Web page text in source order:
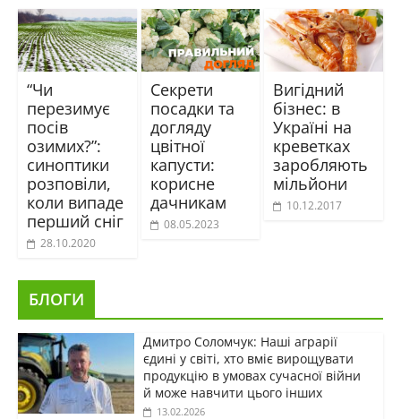
“Чи
перезимує
посів
озимих?”:
синоптики
розповіли,
коли випаде
перший сніг
28.10.2020
Секрети
посадки та
догляду
цвітної
капусти:
корисне
дачникам
08.05.2023
Вигідний
бізнес: в
Україні на
креветках
заробляють
мільйони
10.12.2017
БЛОГИ
Дмитро Соломчук: Наші аграрії
єдині у світі, хто вміє вирощувати
продукцію в умовах сучасної війни
й може навчити цього інших
13.02.2026